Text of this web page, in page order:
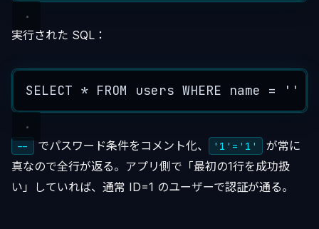
実行された SQL：
SELECT * FROM users WHERE name = ''
-- でパスワード条件をコメント化、 '1'='1'
が常に
真なので全行が返る。アプリ側で「最初の1行を成功扱
い」していれば、通常 ID=1 のユーザーで認証が通る。